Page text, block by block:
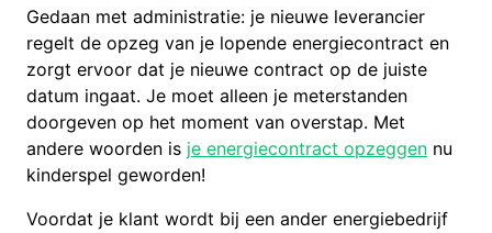
Gedaan met administratie: je nieuwe leverancier
regelt de opzeg van je lopende energiecontract en
zorgt ervoor dat je nieuwe contract op de juiste
datum ingaat. Je moet alleen je meterstanden
doorgeven op het moment van overstap. Met
andere woorden is je energiecontract opzeggen nu
kinderspel geworden!
Voordat je klant wordt bij een ander energiebedrijf